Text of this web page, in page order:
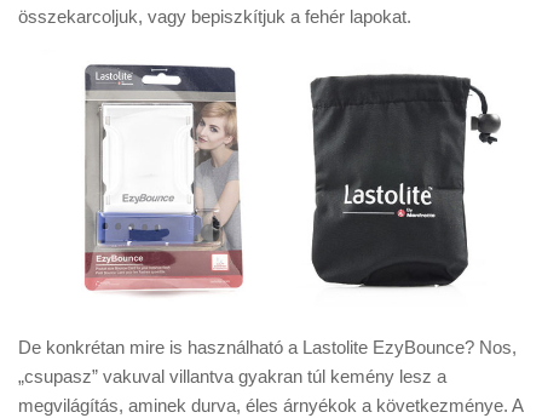
összekarcoljuk, vagy bepiszkítjuk a fehér lapokat.
De konkrétan mire is használható a Lastolite EzyBounce? Nos,
„csupasz” vakuval villantva gyakran túl kemény lesz a
megvilágítás, aminek durva, éles árnyékok a következménye. A